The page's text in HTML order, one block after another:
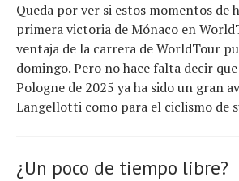
Queda por ver si estos momentos de
primera victoria de Mónaco en
ventaja de la carrera de WorldTour
domingo. Pero no hace falta decir
Pologne de 2025 ya ha sido un gran
Langellotti como para el ciclismo de
¿Un poco de tiempo libre?